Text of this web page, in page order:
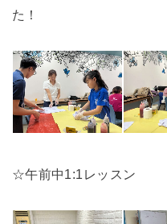
た！
☆午前中1:1レッスン